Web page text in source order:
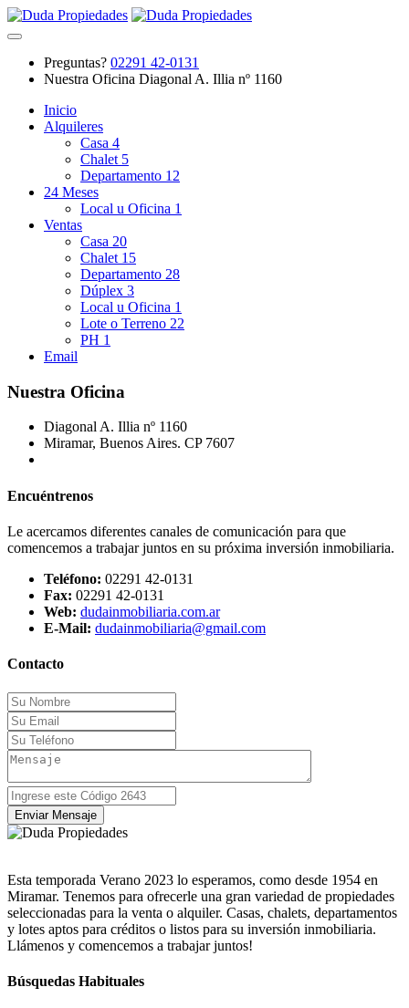
Preguntas? 02291 42-0131
Nuestra Oficina Diagonal A. Illia nº 1160
Inicio
Alquileres
Casa 4
Chalet 5
Departamento 12
24 Meses
Local u Oficina 1
Ventas
Casa 20
Chalet 15
Departamento 28
Dúplex 3
Local u Oficina 1
Lote o Terreno 22
PH 1
Email
Nuestra Oficina
Diagonal A. Illia nº 1160
Miramar, Buenos Aires. CP 7607
Encuéntrenos
Le acercamos diferentes canales de comunicación para que
comencemos a trabajar juntos en su próxima inversión inmobiliaria.
Teléfono: 02291 42-0131
Fax: 02291 42-0131
Web: dudainmobiliaria.com.ar
E-Mail: dudainmobiliaria@gmail.com
Contacto
Esta temporada Verano 2023 lo esperamos, como desde 1954 en
Miramar. Tenemos para ofrecerle una gran variedad de propiedades
seleccionadas para la venta o alquiler. Casas, chalets, departamentos
y lotes aptos para créditos o listos para su inversión inmobiliaria.
Llámenos y comencemos a trabajar juntos!
Búsquedas Habituales